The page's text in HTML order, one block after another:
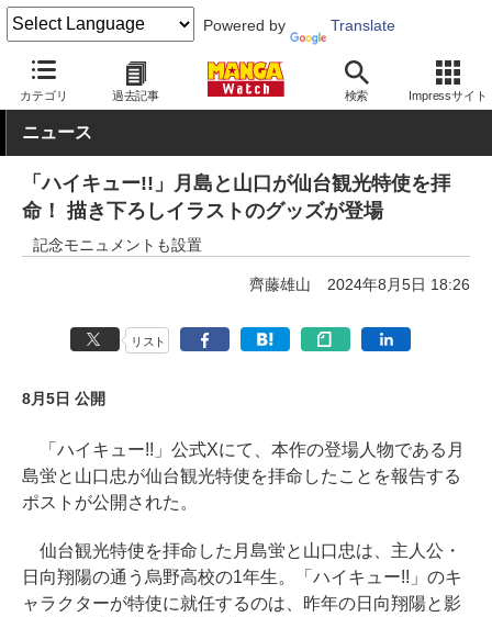
Powered by Translate
カテゴリ 過去記事 検索 Impressサイト
MANGA Watch コラボ
ニュース
「ハイキュー!!」月島と山口が仙台観光特使を拝
命！ 描き下ろしイラストのグッズが登場
記念モニュメントも設置
齊藤雄山 2024年8月5日 18:26
リスト
8月5日 公開
「ハイキュー!!」公式Xにて、本作の登場人物である月
島蛍と山口忠が仙台観光特使を拝命したことを報告する
ポストが公開された。
仙台観光特使を拝命した月島蛍と山口忠は、主人公・
日向翔陽の通う烏野高校の1年生。「ハイキュー!!」のキ
ャラクターが特使に就任するのは、昨年の日向翔陽と影